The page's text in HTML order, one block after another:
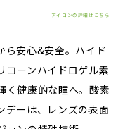
アイコンの詳細はこちら
ら安心&安全。ハイド
コーンハイドロゲル素
く健康的な瞳へ。酸素
デーは、レンズの表面